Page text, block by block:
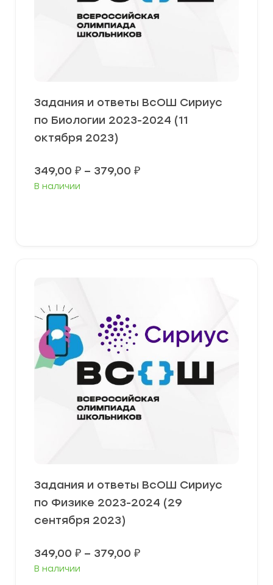
Задания и ответы ВсОШ Сириус
по Биологии 2023-2024 (11
октября 2023)
349,00 ₽ – 379,00 ₽Диапазон
В наличии
Задания и ответы ВсОШ Сириус
по Физике 2023-2024 (29
сентября 2023)
349,00 ₽ – 379,00 ₽Диапазон
В наличии